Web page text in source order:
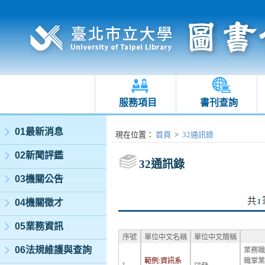
服務項目 書刊查詢
:::
01最新消息
02新聞評鑑
03機關公告
04機關徵才
05業務資訊
06法規維護與查詢
:::現在位置 ： 首頁 > 32通訊錄
32通訊錄
共 1
序號 單位中文名稱 單位中文簡稱
範例:資訊系
業務
職掌